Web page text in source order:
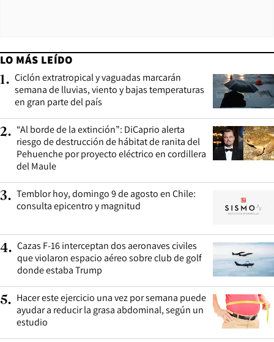
LO MÁS LEÍDO
1. Ciclón extratropical y vaguadas marcarán
semana de lluvias, viento y bajas temperaturas
en gran parte del país
2. “Al borde de la extinción”: DiCaprio alerta
riesgo de destrucción de hábitat de ranita del
Pehuenche por proyecto eléctrico en cordillera
del Maule
3. Temblor hoy, domingo 9 de agosto en Chile:
consulta epicentro y magnitud
4. Cazas F-16 interceptan dos aeronaves civiles
que violaron espacio aéreo sobre club de golf
donde estaba Trump
5. Hacer este ejercicio una vez por semana puede
ayudar a reducir la grasa abdominal, según un
estudio